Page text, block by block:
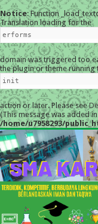
Notice: Function
Translation loading for the
erforms
domain was triggered too
the plugin or theme
init
action or later. Please see
(This message was added
/home/u7958293/